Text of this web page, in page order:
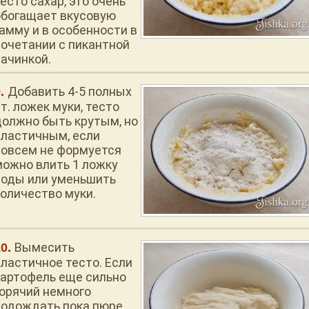
вкусовую
и в особенности в
с пикантной
Добавить 4-5 полных
ложек муки, тесто
быть крутым, но
если
не формуется
влить 1 ложку
или уменьшить
муки.
Вымесить
тесто. Если
еще сильно
немного
пока пюре